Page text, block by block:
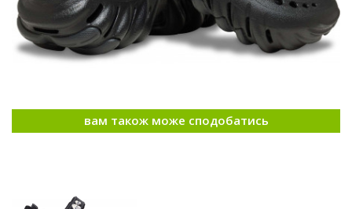
вам також може сподобатись